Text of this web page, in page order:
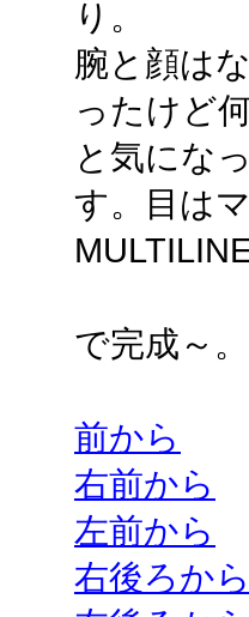
り。
腕と顔は
ったけど
と気にな
す。目は
で完成～。
前から
右前から
左前から
右後ろから